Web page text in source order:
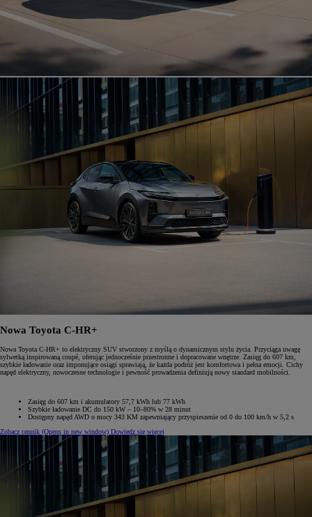
Nowa Toyota C-HR+
Nowa Toyota C-HR+ to elektryczny SUV stworzony z myślą o dynamicznym stylu życia. Przyciąga uwagę
sylwetką inspirowaną coupé, oferując jednocześnie przestronne i dopracowane wnętrze. Zasięg do 607 km,
szybkie ładowanie oraz imponujące osiągi sprawiają, że każda podróż jest komfortowa i pełna emocji. Cichy
napęd elektryczny, nowoczesne technologie i pewność prowadzenia definiują nowy standard mobilności.
Zasięg do 607 km i akumulatory 57,7 kWh lub 77 kWh
Szybkie ładowanie DC do 150 kW – 10–80% w 28 minut
Dostępny napęd AWD o mocy 343 KM zapewniający przyspieszenie od 0 do 100 km/h w 5,2 s
Zobacz cennik (Opens in new window) Dowiedz się więcej